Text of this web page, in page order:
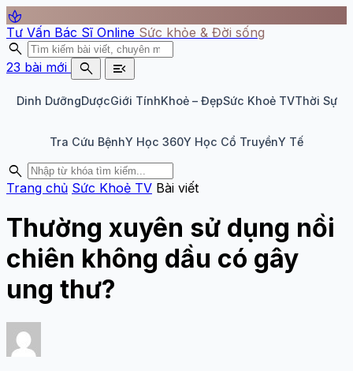
spa
Tư Vấn Bác Sĩ Online Sức khỏe & Đời sống
search
23 bài mới search menu_open
Dinh DưỡngDượcGiới TínhKhoẻ – ĐẹpSức Khoẻ TVThời Sự
Tra Cứu BệnhY Học 360Y Học Cổ TruyềnY Tế
search
Trang chủ Sức Khoẻ TV Bài viết
Thường xuyên sử dụng nồi
chiên không dầu có gây
ung thư?